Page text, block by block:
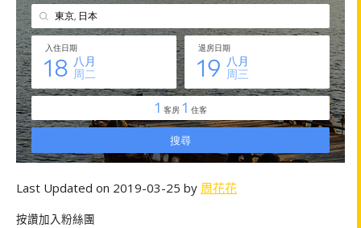
Last Updated on 2019-03-25 by 周花花
按讚加入粉絲團